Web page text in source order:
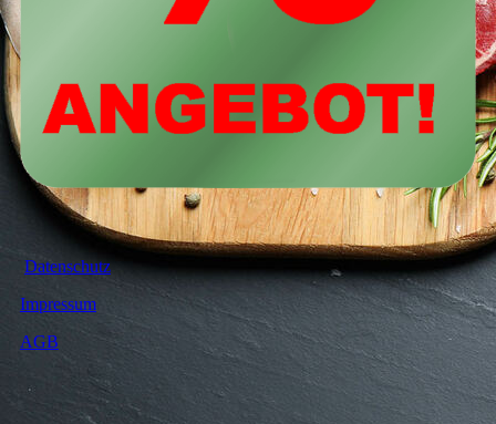
Datenschutz
Impressum
AGB